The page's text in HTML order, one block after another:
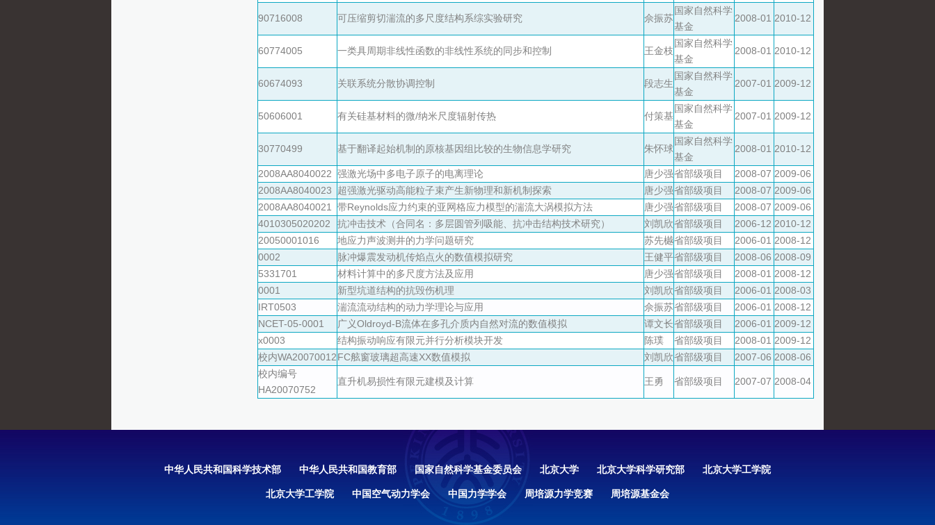
90716008 可压缩剪切湍流的多尺度结构系综实验研究 佘振苏
国家自然科学
基金
2008-01 2010-12
60774005 一类具周期非线性函数的非线性系统的同步和控制 王金枝
国家自然科学
基金
2008-01 2010-12
60674093 关联系统分散协调控制 段志生
国家自然科学
基金
2007-01 2009-12
50606001 有关硅基材料的微/纳米尺度辐射传热 付策基
国家自然科学
基金
2007-01 2009-12
30770499 基于翻译起始机制的原核基因组比较的生物信息学研究 朱怀球
国家自然科学
基金
2008-01 2010-12
2008AA8040022 强激光场中多电子原子的电离理论 唐少强省部级项目 2008-07 2009-06
2008AA8040023
超强激光驱动高能粒子束产生新物理和新机制探索 唐少强省部级项目 2008-07 2009-06
2008AA8040021
带Reynolds应力约束的亚网格应力模型的湍流大涡模拟方法 唐少强省部级项目 2008-07 2009-06
4010305020202
抗冲击技术（合同名：多层圆管列吸能、抗冲击结构技术研究） 刘凯欣省部级项目 2006-12 2010-12
20050001016
地应力声波测井的力学问题研究 苏先樾省部级项目 2006-01 2008-12
0002
脉冲爆震发动机传焰点火的数值模拟研究 王健平省部级项目 2008-06 2008-09
5331701
材料计算中的多尺度方法及应用 唐少强省部级项目 2008-01 2008-12
0001
新型坑道结构的抗毁伤机理 刘凯欣省部级项目 2006-01 2008-03
IRT0503
湍流流动结构的动力学理论与应用 佘振苏省部级项目 2006-01 2008-12
NCET-05-0001
广义Oldroyd-B流体在多孔介质内自然对流的数值模拟 谭文长省部级项目 2006-01 2009-12
x0003
结构振动响应有限元并行分析模块开发 陈璞 省部级项目 2008-01 2009-12
校内WA20070012FC舷窗玻璃超高速XX数值模拟 刘凯欣省部级项目 2007-06 2008-06
校内编号
HA20070752
直升机易损性有限元建模及计算 王勇 省部级项目 2007-07 2008-04
中华人民共和国科学技术部 中华人民共和国教育部 国家自然科学基金委员会 北京大学 北京大学科学研究部 北京大学工学院
北京大学工学院 中国空气动力学会 中国力学学会 周培源力学竞赛 周培源基金会